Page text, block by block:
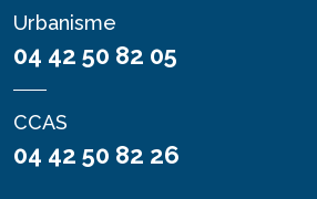
Urbanisme
04 42 50 82 05
CCAS
04 42 50 82 26